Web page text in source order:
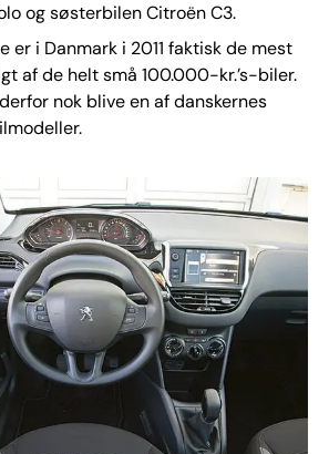
og søsterbilen Citroën C3.
er i Danmark i 2011 faktisk de mest
af de helt små 100.000-kr.’s-biler.
nok blive en af danskernes